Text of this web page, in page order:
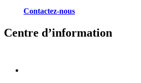
Contactez-nous
Centre d’information